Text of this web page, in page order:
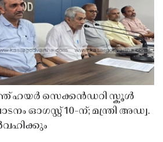
ഹയർ സെക്കൻഡറി സ്കൂൾ
ഓഗസ്റ്റ് 10-ന്; മന്ത്രി അഡ്വ.